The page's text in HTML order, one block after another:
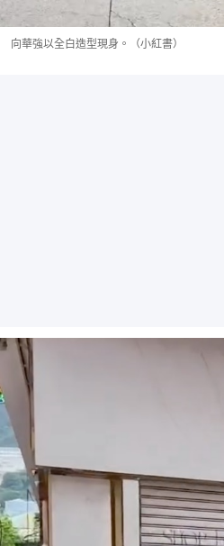
向華強以全白造型現身。（小紅書）